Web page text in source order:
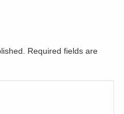
Required fields are